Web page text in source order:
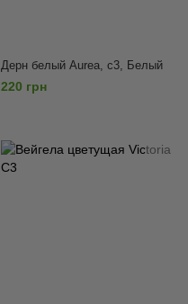
Дерн белый Aurea, с3, Белый
220 грн